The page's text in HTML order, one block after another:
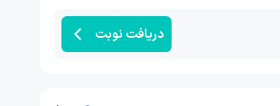
دریافت نوبت